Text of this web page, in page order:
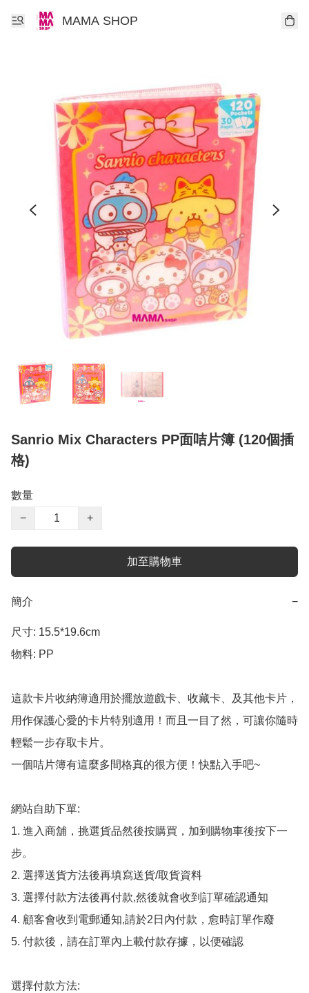
MAMA SHOP
Sanrio Mix Characters PP面咭片簿 (120個插
格)
數量
−
+
加至購物車
簡介 −
尺寸: 15.5*19.6cm
物料: PP
這款卡片收納簿適用於擺放遊戲卡、收藏卡、及其他卡片，
用作保護心愛的卡片特別適用！而且一目了然，可讓你隨時
輕鬆一步存取卡片。
一個咭片簿有這麼多間格真的很方便！快點入手吧~
網站自助下單:
1. 進入商舖，挑選貨品然後按購買，加到購物車後按下一
步。
2. 選擇送貨方法後再填寫送貨/取貨資料
3. 選擇付款方法後再付款,然後就會收到訂單確認通知
4. 顧客會收到電郵通知,請於2日內付款，愈時訂單作廢
5. 付款後，請在訂單內上載付款存據，以便確認
選擇付款方法: